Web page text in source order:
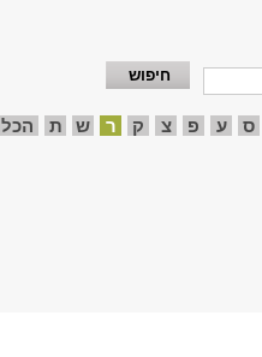
ס ע פ צ ק ר ש ת הכל